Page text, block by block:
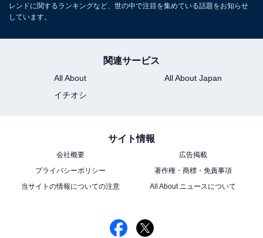
レンドに関するランキングなど、世の中で注目を集めている話題をお知らせ
しています。
関連サービス
All About
All About Japan
イチオシ
サイト情報
会社概要
広告掲載
プライバシーポリシー
著作権・商標・免責事項
当サイトの情報についての注意
All About ニュースについて